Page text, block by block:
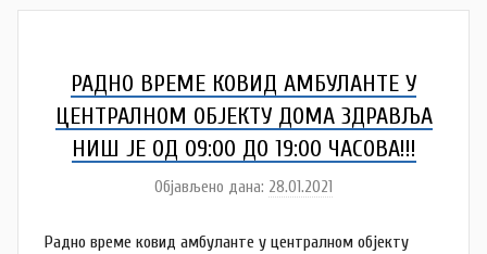
t
a
n
o
c
РАДНО ВРЕМЕ КОВИД АМБУЛАНТЕ У
ЦЕНТРАЛНОМ ОБЈЕКТУ ДОМА ЗДРАВЉА
НИШ ЈЕ ОД 09:00 ДО 19:00 ЧАСОВА!!!
Објављено дана: 28.01.2021
т
Радно време ковид амбуланте у централном објекту